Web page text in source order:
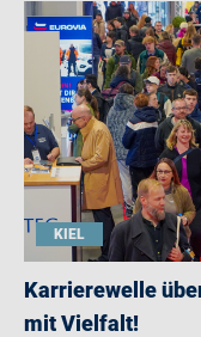
KIEL
Karrierewelle
mit Vielfalt!